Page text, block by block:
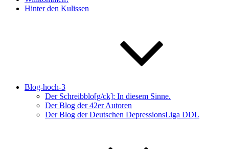
Hinter den Kulissen
Blog-hoch-3
Der Schreibblo[g/ck]: In diesem Sinne.
Der Blog der 42er Autoren
Der Blog der Deutschen DepressionsLiga DDL